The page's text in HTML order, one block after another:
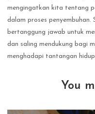
mengingatkan kita tentang
dalam proses
bertanggung jawab untuk
dan saling mendukung bagi
menghadapi tantangan
You